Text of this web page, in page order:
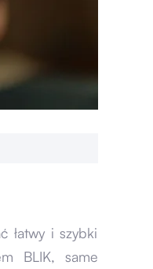
łatwy i szybki
BLIK, same